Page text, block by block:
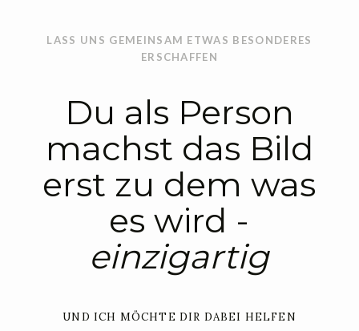
LASS UNS GEMEINSAM ETWAS BESONDERES
ERSCHAFFEN
Du als Person
machst das Bild
erst zu dem was
es wird -
einzigartig
UND ICH MÖCHTE DIR DABEI HELFEN